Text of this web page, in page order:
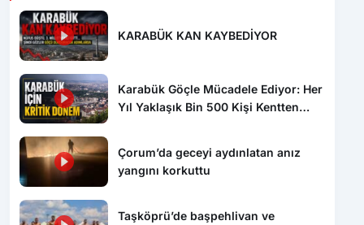
KARABÜK KAN KAYBEDİYOR
Karabük Göçle Mücadele Ediyor: Her
Yıl Yaklaşık Bin 500 Kişi Kentten
Çorum’da geceyi aydınlatan anız
yangını korkuttu
Taşköprü’de başpehlivan ve